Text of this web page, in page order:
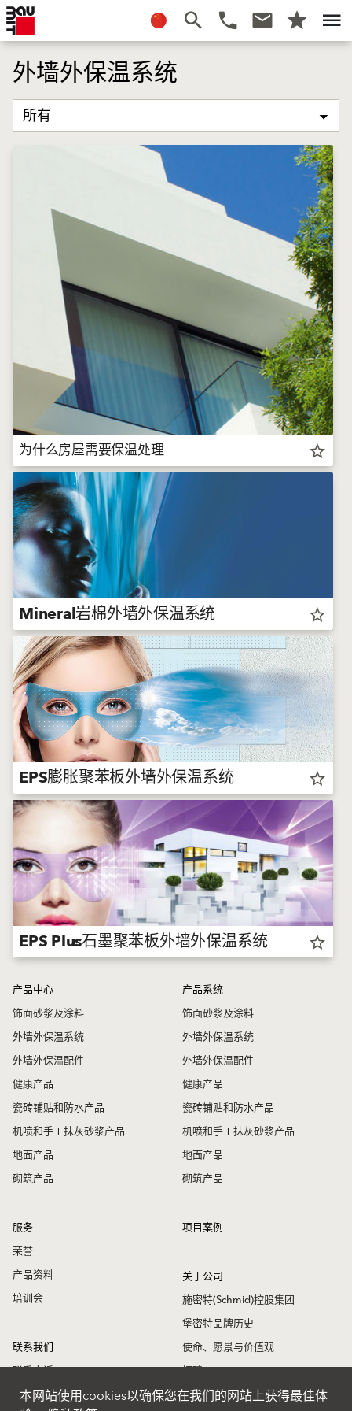
外墙外保温系统
所有
为什么房屋需要保温处理 star_border
Mineral岩棉外墙外保温系统 star_border
EPS膨胀聚苯板外墙外保温系统 star_border
EPS Plus石墨聚苯板外墙外保温系统 star_border
产品中心
饰面砂浆及涂料
外墙外保温系统
外墙外保温配件
健康产品
瓷砖铺贴和防水产品
机喷和手工抹灰砂浆产品
地面产品
砌筑产品
产品系统
饰面砂浆及涂料
外墙外保温系统
外墙外保温配件
健康产品
瓷砖铺贴和防水产品
机喷和手工抹灰砂浆产品
地面产品
砌筑产品
服务
荣誉
产品资料
培训会
项目案例
关于公司
施密特(Schmid)控股集团
堡密特品牌历史
使命、愿景与价值观
招聘
堡密特新闻
联系我们
联系电话
联系地址
本网站使用cookies以确保您在我们的网站上获得最佳体